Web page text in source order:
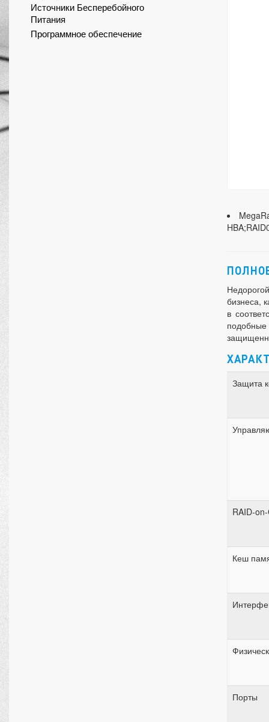
Источники Бесперебойного
Питания
Программное обеспечение
бизнеса,
в
Защита
RAID-
Кеш
Порты